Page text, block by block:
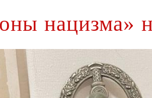
нацизма»